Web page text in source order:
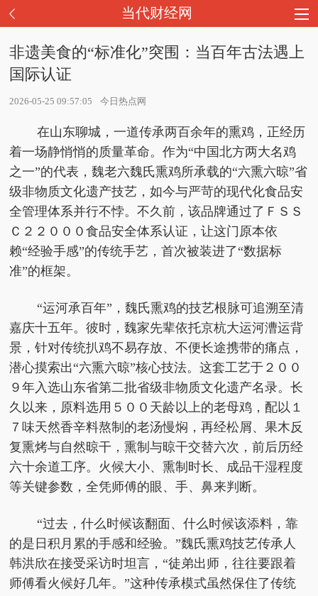
当代财经网
非遗美食的“标准化”突围：当百年古法遇上
国际认证
2026-05-25 09:57:05 今日热点网
在山东聊城，一道传承两百余年的熏鸡，正经历
着一场静悄悄的质量革命。作为“中国北方两大名鸡
之一”的代表，魏老六魏氏熏鸡所承载的“六熏六晾”省
级非物质文化遗产技艺，如今与严苛的现代化食品安
全管理体系并行不悖。不久前，该品牌通过了ＦＳＳ
Ｃ２２０００食品安全体系认证，让这门原本依
赖“经验手感”的传统手艺，首次被装进了“数据标
准”的框架。
“运河承百年”，魏氏熏鸡的技艺根脉可追溯至清
嘉庆十五年。彼时，魏家先辈依托京杭大运河漕运背
景，针对传统扒鸡不易存放、不便长途携带的痛点，
潜心摸索出“六熏六晾”核心技法。这套工艺于２００
９年入选山东省第二批省级非物质文化遗产名录。长
久以来，原料选用５００天龄以上的老母鸡，配以１
７味天然香辛料熬制的老汤慢焖，再经松屑、果木反
复熏烤与自然晾干，熏制与晾干交替六次，前后历经
六十余道工序。火候大小、熏制时长、成品干湿程度
等关键参数，全凭师傅的眼、手、鼻来判断。
“过去，什么时候该翻面、什么时候该添料，靠
的是日积月累的手感和经验。”魏氏熏鸡技艺传承人
韩洪欣在接受采访时坦言，“徒弟出师，往往要跟着
师傅看火候好几年。”这种传承模式虽然保住了传统